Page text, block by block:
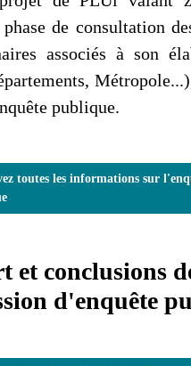
de consultation
associés à son
publique.
toutes les informations sur
et conclusions
d'enquête